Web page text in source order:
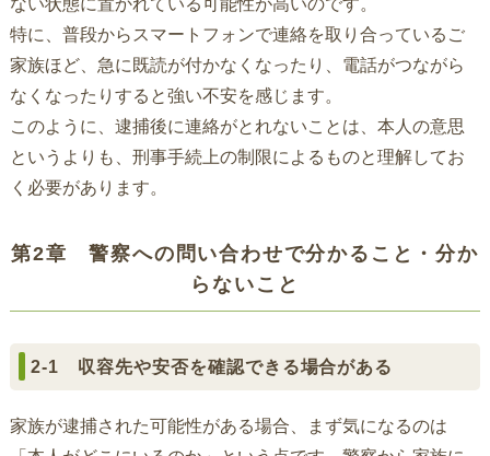
特に、普段からスマートフォンで連絡を取り合っているご
家族ほど、急に既読が付かなくなったり、電話がつながら
なくなったりすると強い不安を感じます。
このように、逮捕後に連絡がとれないことは、本人の意思
というよりも、刑事手続上の制限によるものと理解してお
く必要があります。
第2章 警察への問い合わせで分かること・分か
らないこと
2-1 収容先や安否を確認できる場合がある
家族が逮捕された可能性がある場合、まず気になるのは